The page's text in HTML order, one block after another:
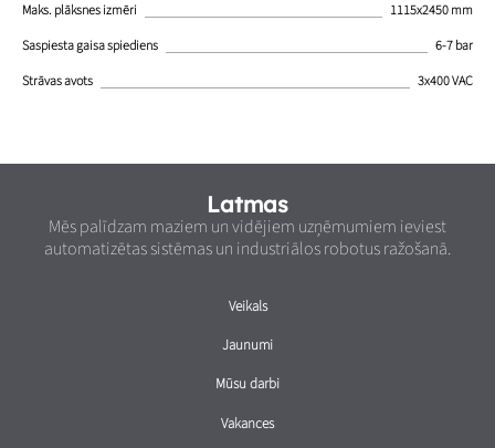
Maks. plāksnes izmēri
1115x2450 mm
Saspiesta gaisa spiediens
6-7 bar
Strāvas avots
3x400 VAC
Latmas
Mēs palīdzam maziem un vidējiem uzņēmumiem ieviest
automatizētas sistēmas un industriālos robotus ražošanā.
Veikals
Jaunumi
Mūsu darbi
Vakances